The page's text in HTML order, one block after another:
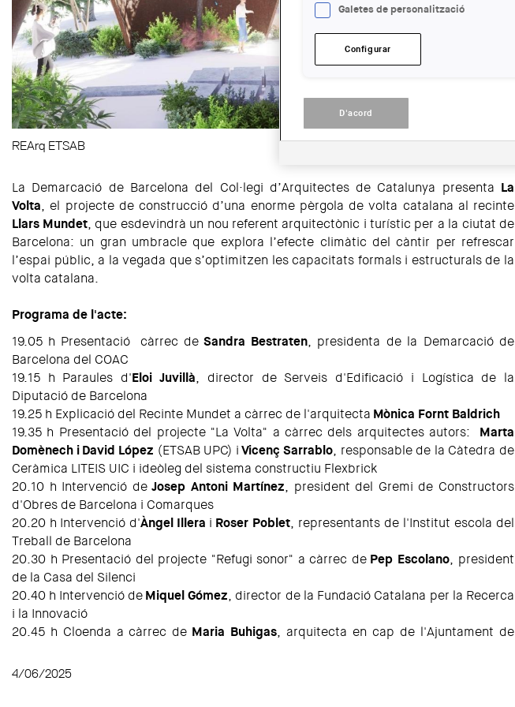
REArq ETSAB
La Demarcació de Barcelona del Col·legi d’Arquitectes de Catalunya presenta La
Volta, el projecte de construcció d’una enorme pèrgola de volta catalana al recinte
Llars Mundet, que esdevindrà un nou referent arquitectònic i turístic per a la ciutat de
Barcelona: un gran umbracle que explora l’efecte climàtic del càntir per refrescar
l’espai públic, a la vegada que s’optimitzen les capacitats formals i estructurals de la
volta catalana.
Programa de l'acte:
19.05 h Presentació càrrec de Sandra Bestraten, presidenta de la Demarcació de
Barcelona del COAC
19.15 h Paraules d'Eloi Juvillà, director de Serveis d'Edificació i Logística de la
Diputació de Barcelona
19.25 h Explicació del Recinte Mundet a càrrec de l'arquitecta Mònica Fornt Baldrich
19.35 h Presentació del projecte "La Volta" a càrrec dels arquitectes autors: Marta
Domènech iDavid López (ETSAB UPC) iVicenç Sarrablo, responsable de la Càtedra de
Ceràmica LITEIS UIC i ideòleg del sistema constructiu Flexbrick
20.10 h Intervenció de Josep Antoni Martínez, president del Gremi de Constructors
d'Obres de Barcelona i Comarques
20.20 h Intervenció d'Àngel Illera i Roser Poblet, representants de l'Institut escola del
Treball de Barcelona
20.30 h Presentació del projecte "Refugi sonor" a càrrec de Pep Escolano, president
de la Casa del Silenci
20.40 h Intervenció deMiquel Gómez, director de la Fundació Catalana per la Recerca
i la Innovació
20.45 h Cloenda a càrrec de Maria Buhigas, arquitecta en cap de l'Ajuntament de
4/06/2025
Galetes de personalització
Configurar
D'acord